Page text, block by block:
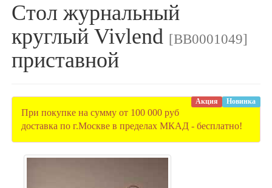
Стол журнальный
круглый Vivlend [BB0001049]
приставной
Новинка
Акция
При покупке на сумму от 100 000 руб
доставка по г.Москве в пределах МКАД - бесплатно!